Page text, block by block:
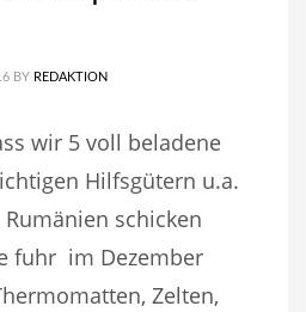
BY REDAKTION
wir 5 voll beladene
Hilfsgütern u.a.
schicken
fuhr im Dezember
Zelten,